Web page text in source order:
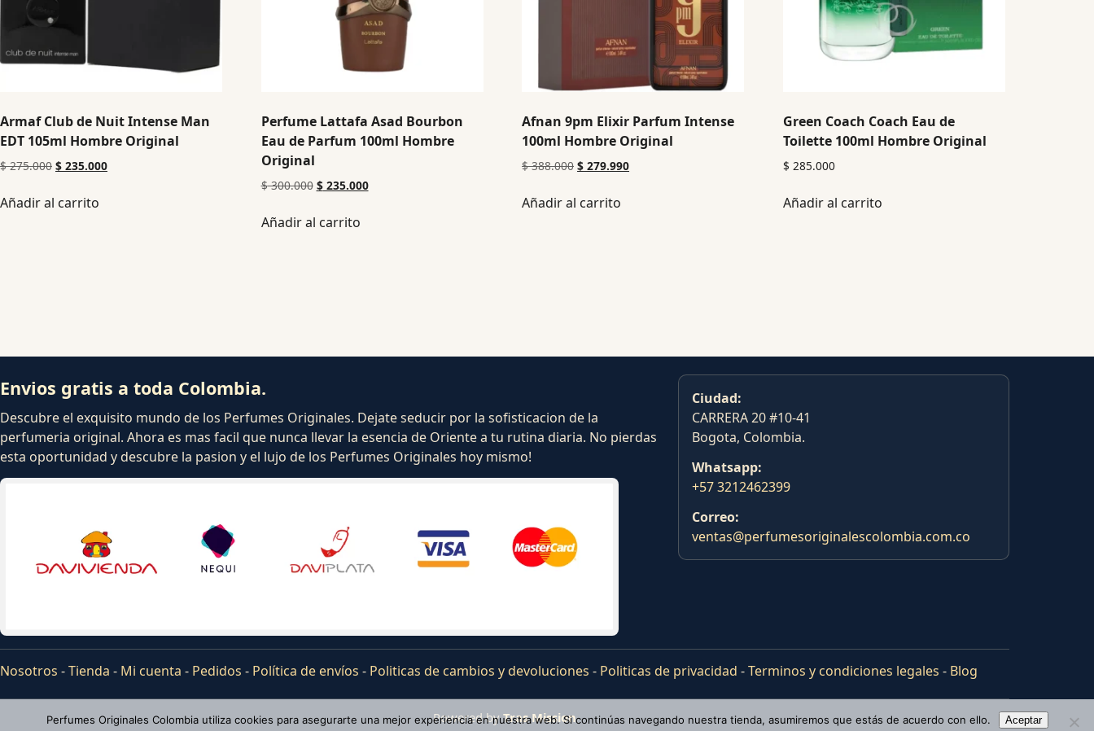
Armaf Club de Nuit Intense Man
EDT 105ml Hombre Original
$275.000 $ 235.000
Añadir al carrito
Perfume Lattafa Asad Bourbon
Eau de Parfum 100ml Hombre
Original
$300.000 $235.000
Añadir al carrito
Afnan 9pm Elixir Parfum Intense
100ml Hombre Original
$388.000 $ 279.990
Añadir al carrito
Green Coach Coach Eau de
Toilette 100ml Hombre Original
$ 285.000
Añadir al carrito
Envios gratis a toda Colombia.
Descubre el exquisito mundo de los Perfumes Originales. Dejate seducir por la sofisticacion de la
perfumeria original. Ahora es mas facil que nunca llevar la esencia de Oriente a tu rutina diaria. No pierdas
esta oportunidad y descubre la pasion y el lujo de los Perfumes Originales hoy mismo!
Ciudad:
CARRERA 20 #10-41
Bogota, Colombia.
Whatsapp:
+57 3212462399
Correo:
ventas@perfumesoriginalescolombia.com.co
Nosotros -Tienda - Mi cuenta - Pedidos - Política de envíos - Politicas de cambios y devoluciones - Politicas de privacidad -Terminos y condiciones legales - Blog
Powered byTras Mission
Perfumes Originales Colombia utiliza cookies para asegurarte una mejor experiencia en nuestra web. Si continúas navegando nuestra tienda, asumiremos que estás de acuerdo con ello. Aceptar